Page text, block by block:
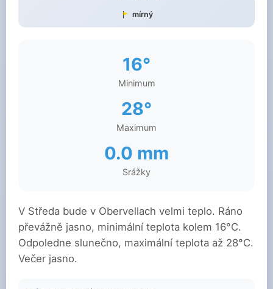
mírný
16°
Minimum
28°
Maximum
0.0 mm
Srážky
V Středa bude v Obervellach velmi teplo. Ráno
převážně jasno, minimální teplota kolem 16°C.
Odpoledne slunečno, maximální teplota až 28°C.
Večer jasno.